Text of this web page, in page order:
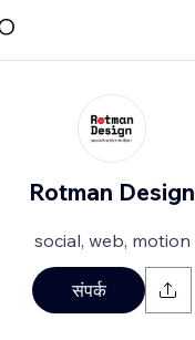
Rotman Design
social, web, motion
संपर्क